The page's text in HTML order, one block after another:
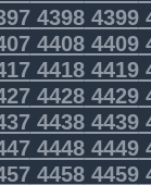
43984399
44084409
44184419
44284429
44384439
44484449
44584459